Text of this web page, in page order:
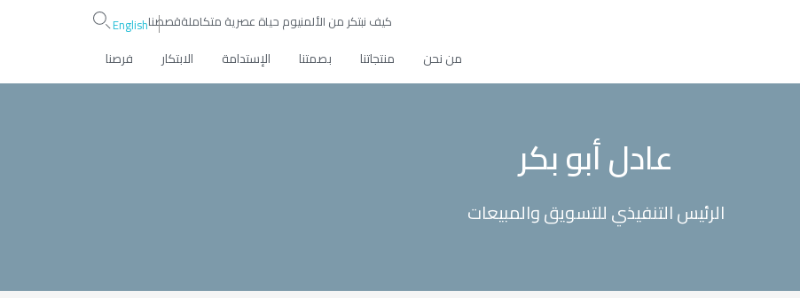
كيف نبتكر من الألمنيوم حياة عصرية متكاملةقصصناEnglish
من نحن منتجاتنا بصمتنا الإستدامة الابتكار فرصنا
عادل أبو بكر
الرئيس التنفيذي للتسويق والمبيعات